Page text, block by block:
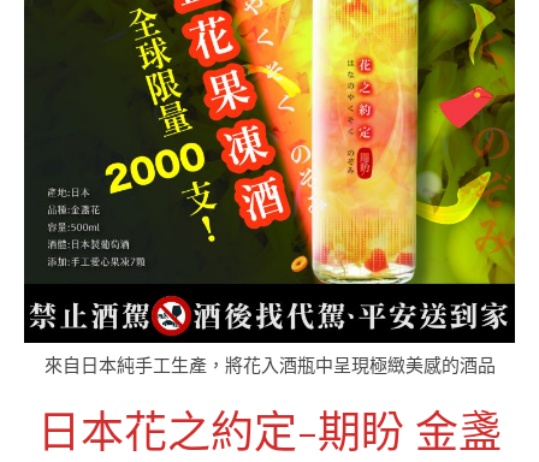
來自日本純手工生產，將花入酒瓶中呈現極緻美感的酒品
日本花之約定-期盼 金盞